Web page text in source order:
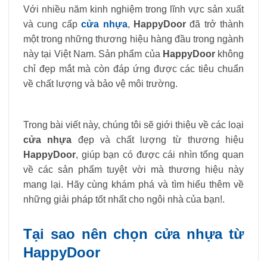
Với nhiều năm kinh nghiệm trong lĩnh vực sản xuất
và cung cấpcửa nhựa, HappyDoorđã trở thành
một trong những thương hiệu hàng đầu trong ngành
này tại Việt Nam. Sản phẩm của HappyDoorkhông
chỉ đẹp mắt mà còn đáp ứng được các tiêu chuẩn
về chất lượng và bảo vệ môi trường.
Trong bài viết này, chúng tôi sẽ giới thiệu về các loại
cửa nhựa đẹp và chất lượng từ thương hiệu
HappyDoor, giúp bạn có được cái nhìn tổng quan
về các sản phẩm tuyệt vời mà thương hiệu này
mang lại. Hãy cùng khám phá và tìm hiểu thêm về
những giải pháp tốt nhất cho ngôi nhà của bạn!.
Tại sao nên chọn cửa nhựa từ
HappyDoor